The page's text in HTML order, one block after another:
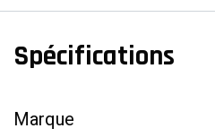
Spécifications
Marque